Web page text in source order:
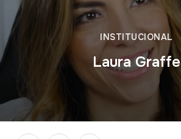
INSTITUCIONAL
Laura Graffe